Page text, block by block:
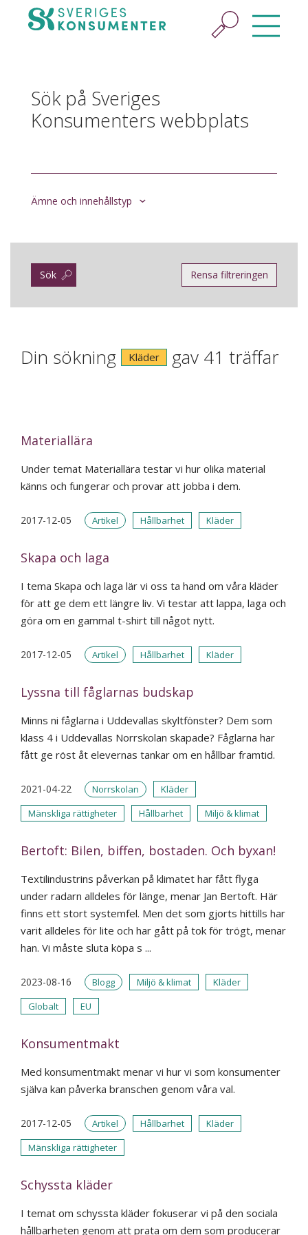
Sök på Sveriges
Konsumenters webbplats
Ämne och innehållstyp
Din sökning Kläder gav 41 träffar
Materiallära
Under temat Materiallära testar vi hur olika material
känns och fungerar och provar att jobba i dem.
2017-12-05 Artikel Hållbarhet Kläder
Skapa och laga
I tema Skapa och laga lär vi oss ta hand om våra kläder
för att ge dem ett längre liv. Vi testar att lappa, laga och
göra om en gammal t-shirt till något nytt.
2017-12-05 Artikel Hållbarhet Kläder
Lyssna till fåglarnas budskap
Minns ni fåglarna i Uddevallas skyltfönster? Dem som
klass 4 i Uddevallas Norrskolan skapade? Fåglarna har
fått ge röst åt elevernas tankar om en hållbar framtid.
2021-04-22 Norrskolan
Kläder
Mänskliga rättigheter
Hållbarhet Miljö & klimat
Bertoft: Bilen, biffen, bostaden. Och byxan!
Textilindustrins påverkan på klimatet har fått flyga
under radarn alldeles för länge, menar Jan Bertoft. Här
finns ett stort systemfel. Men det som gjorts hittills har
varit alldeles för lite och har gått på tok för trögt, menar
han. Vi måste sluta köpa s ...
2023-08-16 Blogg Miljö & klimat
Kläder
Globalt
EU
Konsumentmakt
Med konsumentmakt menar vi hur vi som konsumenter
själva kan påverka branschen genom våra val.
2017-12-05 Artikel Hållbarhet
Kläder
Mänskliga rättigheter
Schyssta kläder
I temat om schyssta kläder fokuserar vi på den sociala
hållbarheten genom att prata om dem som producerar